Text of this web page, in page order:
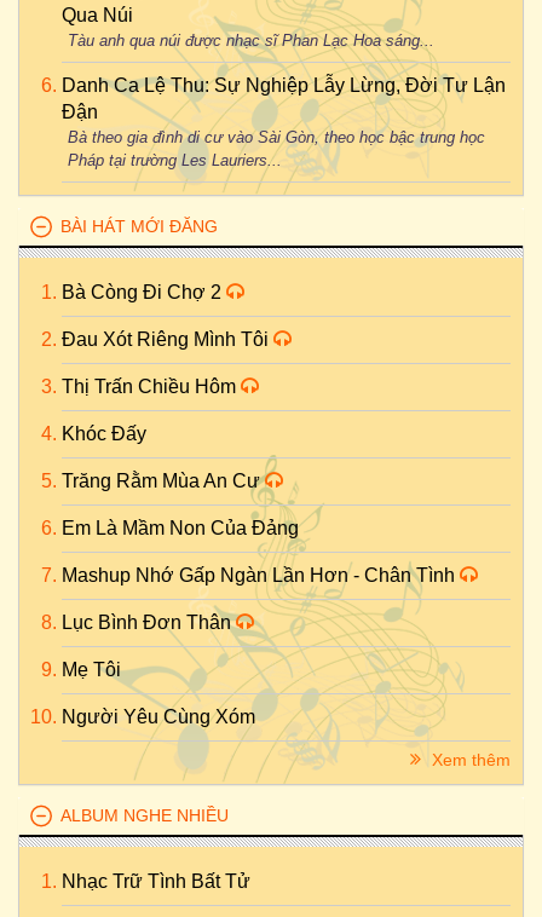
Qua Núi
Tàu anh qua núi được nhạc sĩ Phan Lạc Hoa sáng...
Danh Ca Lệ Thu: Sự Nghiệp Lẫy Lừng, Đời Tư Lận
Đận
Bà theo gia đình di cư vào Sài Gòn, theo học bậc trung học
Pháp tại trường Les Lauriers...
BÀI HÁT MỚI ĐĂNG
Bà Còng Đi Chợ 2
Đau Xót Riêng Mình Tôi
Thị Trấn Chiều Hôm
Khóc Đấy
Trăng Rằm Mùa An Cư
Em Là Mầm Non Của Đảng
Mashup Nhớ Gấp Ngàn Lần Hơn - Chân Tình
Lục Bình Đơn Thân
Mẹ Tôi
Người Yêu Cùng Xóm
Xem thêm
ALBUM NGHE NHIỀU
Nhạc Trữ Tình Bất Tử